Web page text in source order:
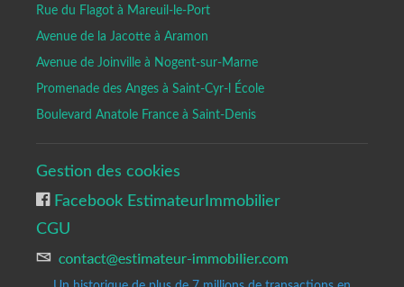
Rue du Flagot à Mareuil-le-Port
Avenue de la Jacotte à Aramon
Avenue de Joinville à Nogent-sur-Marne
Promenade des Anges à Saint-Cyr-l École
Boulevard Anatole France à Saint-Denis
Gestion des cookies
Facebook EstimateurImmobilier
CGU